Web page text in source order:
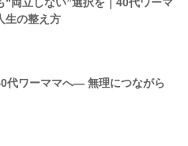
“両立しない”選択を｜40代ワーマ
生の整え方
代ワーママへ― 無理につながら